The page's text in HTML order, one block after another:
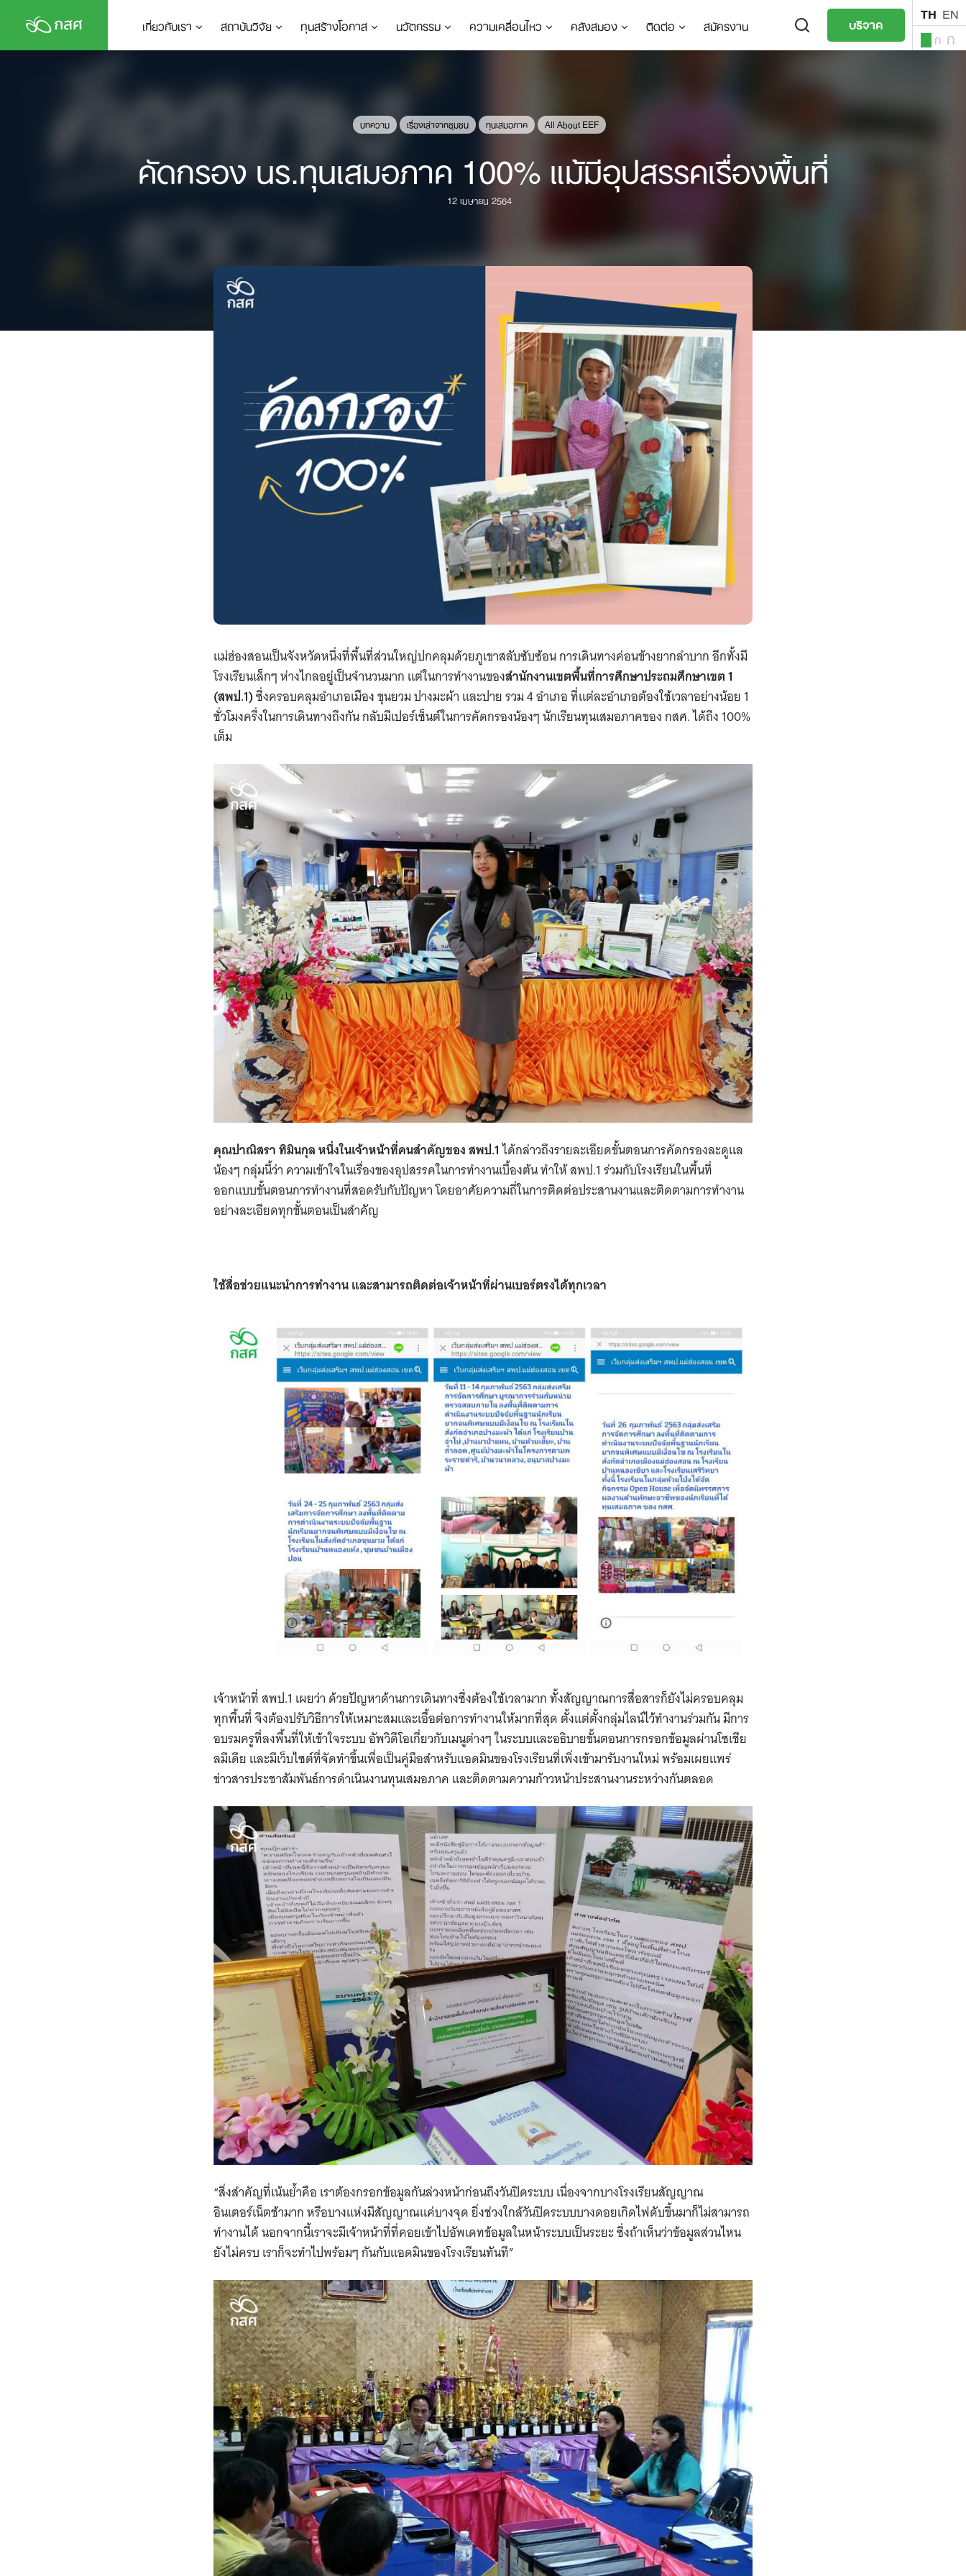
content
เกี่ยวกับเรา สถาบันวิจัย ทุนสร้างโอกาส นวัตกรรม ความเคลื่อนไหว คลังสมอง ติดต่อ สมัครงาน บริจาค TH EN
ก ก
Search
for:
บทความ เรื่องเล่าจากชุมชน ทุนเสมอภาค All About EEF
คัดกรอง นร.ทุนเสมอภาค 100% แม้มีอุปสรรคเรื่องพื้นที่
12 เมษายน 2564
แม่ฮ่องสอนเป็นจังหวัดหนึ่งที่พื้นที่ส่วนใหญ่ปกคลุมด้วยภูเขาสลับซับซ้อน การเดินทางค่อนข้างยากลำบาก อีกทั้งมี
โรงเรียนเล็กๆ ห่างไกลอยู่เป็นจำนวนมาก แต่ในการทำงานของสำนักงานเขตพื้นที่การศึกษาประถมศึกษาเขต1
(สพป.1)ซึ่งครอบคลุมอำเภอเมือง ขุนยวม ปางมะผ้า และปาย รวม4อำเภอ ที่แต่ละอำเภอต้องใช้เวลาอย่างน้อย1
ชั่วโมงครึ่งในการเดินทางถึงกัน กลับมีเปอร์เซ็นต์ในการคัดกรองน้องๆ นักเรียนทุนเสมอภาคของ กสศ. ได้ถึง100%
เต็ม
คุณปาณิสรา ทิมินกุล หนึ่งในเจ้าหน้าที่คนสำคัญของ สพป.1ได้กล่าวถึงรายละเอียดขั้นตอนการคัดกรองละดูแล
น้องๆ กลุ่มนี้ว่า ความเข้าใจในเรื่องของอุปสรรคในการทำงานเบื้องต้น ทำให้ สพป.1 ร่วมกับโรงเรียนในพื้นที่
ออกแบบขั้นตอนการทำงานที่สอดรับกับปัญหา โดยอาศัยความถี่ในการติดต่อประสานงานและติดตามการทำงาน
อย่างละเอียดทุกขั้นตอนเป็นสำคัญ
ใช้สื่อช่วยแนะนำการทำงาน และสามารถติดต่อเจ้าหน้าที่ผ่านเบอร์ตรงได้ทุกเวลา
เจ้าหน้าที่ สพป.1 เผยว่า ด้วยปัญหาด้านการเดินทางซึ่งต้องใช้เวลามาก ทั้งสัญญาณการสื่อสารก็ยังไม่ครอบคลุม
ทุกพื้นที่ จึงต้องปรับวิธีการให้เหมาะสมและเอื้อต่อการทำงานให้มากที่สุด ตั้งแต่ตั้งกลุ่มไลน์ไว้ทำงานร่วมกัน มีการ
อบรมครูที่ลงพื้นที่ให้เข้าใจระบบ อัพวิดีโอเกี่ยวกับเมนูต่างๆ ในระบบและอธิบายขั้นตอนการกรอกข้อมูลผ่านโซเชีย
ลมีเดีย และมีเว็บไซต์ที่จัดทำขึ้นเพื่อเป็นคู่มือสำหรับแอดมินของโรงเรียนที่เพิ่งเข้ามารับงานใหม่ พร้อมเผยแพร่
ข่าวสารประชาสัมพันธ์การดำเนินงานทุนเสมอภาค และติดตามความก้าวหน้าประสานงานระหว่างกันตลอด
“สิ่งสำคัญที่เน้นย้ำคือ เราต้องกรอกข้อมูลกันล่วงหน้าก่อนถึงวันปิดระบบ เนื่องจากบางโรงเรียนสัญญาณ
อินเตอร์เน็ตช้ามาก หรือบางแห่งมีสัญญาณแค่บางจุด ยิ่งช่วงใกล้วันปิดระบบบางดอยเกิดไฟดับขึ้นมาก็ไม่สามารถ
ทำงานได้ นอกจากนี้เราจะมีเจ้าหน้าที่ที่คอยเข้าไปอัพเดทข้อมูลในหน้าระบบเป็นระยะ ซึ่งถ้าเห็นว่าข้อมูลส่วนไหน
ยังไม่ครบ เราก็จะทำไปพร้อมๆ กันกับแอดมินของโรงเรียนทันที”